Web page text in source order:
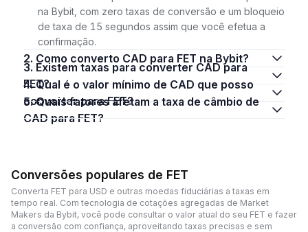
na Bybit, com zero taxas de conversão e um bloqueio
de taxa de 15 segundos assim que você efetua a
confirmação.
2. Como converto CAD para FET na Bybit?
3. Existem taxas para converter CAD para
FET?
4. Qual é o valor mínimo de CAD que posso
converter para FET?
5. Quais fatores afetam a taxa de câmbio de
CAD para FET?
Conversões populares de FET
Converta FET para USD e outras moedas fiduciárias a taxas em
tempo real. Com tecnologia de cotações agregadas de Market
Makers da Bybit, você pode consultar o valor atual do seu FET e fazer
a conversão com confiança, aproveitando taxas precisas e sem